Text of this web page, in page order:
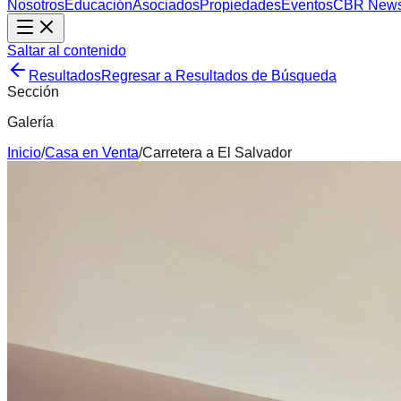
NosotrosEducaciónAsociadosPropiedadesEventosCBR
Saltar al contenido
ResultadosRegresar a Resultados de Búsqueda
Sección
Galería
Inicio/Casa en Venta/Carretera a El Salvador